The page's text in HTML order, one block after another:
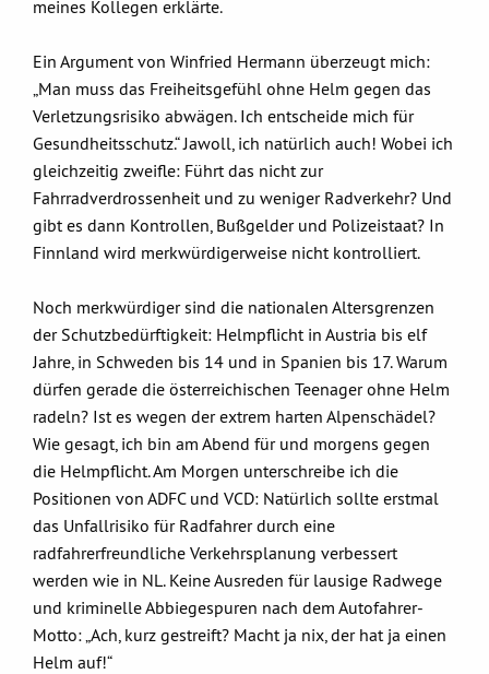
meines Kollegen erklärte.
Ein Argument von Winfried Hermann überzeugt mich:
„Man muss das Freiheitsgefühl ohne Helm gegen das
Verletzungsrisiko abwägen. Ich entscheide mich für
Gesundheitsschutz.“ Jawoll, ich natürlich auch! Wobei ich
gleichzeitig zweifle: Führt das nicht zur
Fahrradverdrossenheit und zu ­weniger Radverkehr? Und
gibt es dann Kontrollen, Bußgelder und Polizeistaat? In
Finnland wird merkwürdigerweise nicht kontrolliert.
Noch merkwürdiger sind die nationalen Altersgrenzen
der Schutzbedürftigkeit: Helmpflicht in Austria bis elf
Jahre, in Schweden bis 14 und in Spanien bis 17. Warum
dürfen gerade die österreichischen Teenager ohne Helm
radeln? Ist es wegen der extrem harten Alpenschädel?
Wie gesagt, ich bin am Abend für und morgens gegen
die Helmpflicht. Am Morgen unterschreibe ich die
Positionen von ADFC und VCD: Natürlich sollte erstmal
das Unfallrisiko für Radfahrer durch eine
radfahrerfreundliche Verkehrsplanung verbessert
werden wie in NL. Keine Ausreden für lausige Radwege
und kriminelle Abbiegespuren nach dem Autofahrer-
Motto: „Ach, kurz gestreift? Macht ja nix, der hat ja einen
Helm auf!“